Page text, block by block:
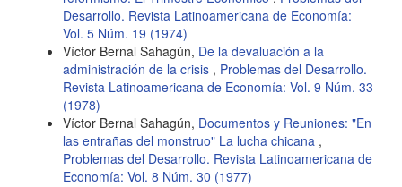
Desarrollo. Revista Latinoamericana de Economía:
Vol. 5 Núm. 19 (1974)
Víctor Bernal Sahagún, De la devaluación a la
administración de la crisis , Problemas del Desarrollo.
Revista Latinoamericana de Economía: Vol. 9 Núm. 33
(1978)
Víctor Bernal Sahagún, Documentos y Reuniones: "En
las entrañas del monstruo" La lucha chicana ,
Problemas del Desarrollo. Revista Latinoamericana de
Economía: Vol. 8 Núm. 30 (1977)